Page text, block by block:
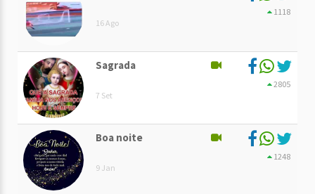
16 Ago
1118
Sagrada
7 Set
2805
Boa noite
9 Jan
1248